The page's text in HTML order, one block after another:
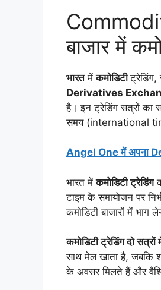
बाजार में
भारतमेंकमोडिटीट्रेडिंग,
Derivatives
है। इन ट्रेडिंग सत्रों
समय (international
Angel One में अपना
भारत मेंकमोडिटी ट्रेडिंग
टाइम के समायोजन पर
कमोडिटी बाजारों में
कमोडिटी ट्रेडिंग दो सत्रों
साथ मेल खाता है, जबकि
के अवसर मिलते हैं और